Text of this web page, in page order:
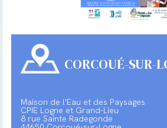
CORCOUÉ-SUR-
Maison de l'Eau et des Paysages
CPIE Logne et Grand-Lieu
8 rue Sainte Radegonde